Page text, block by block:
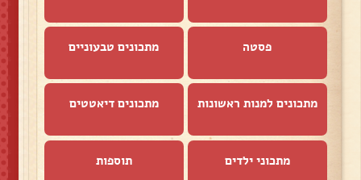
פסטה מתכונים טבעוניים
מתכונים למנות ראשונות מתכונים דיאטטים
מתכוני ילדים תוספות